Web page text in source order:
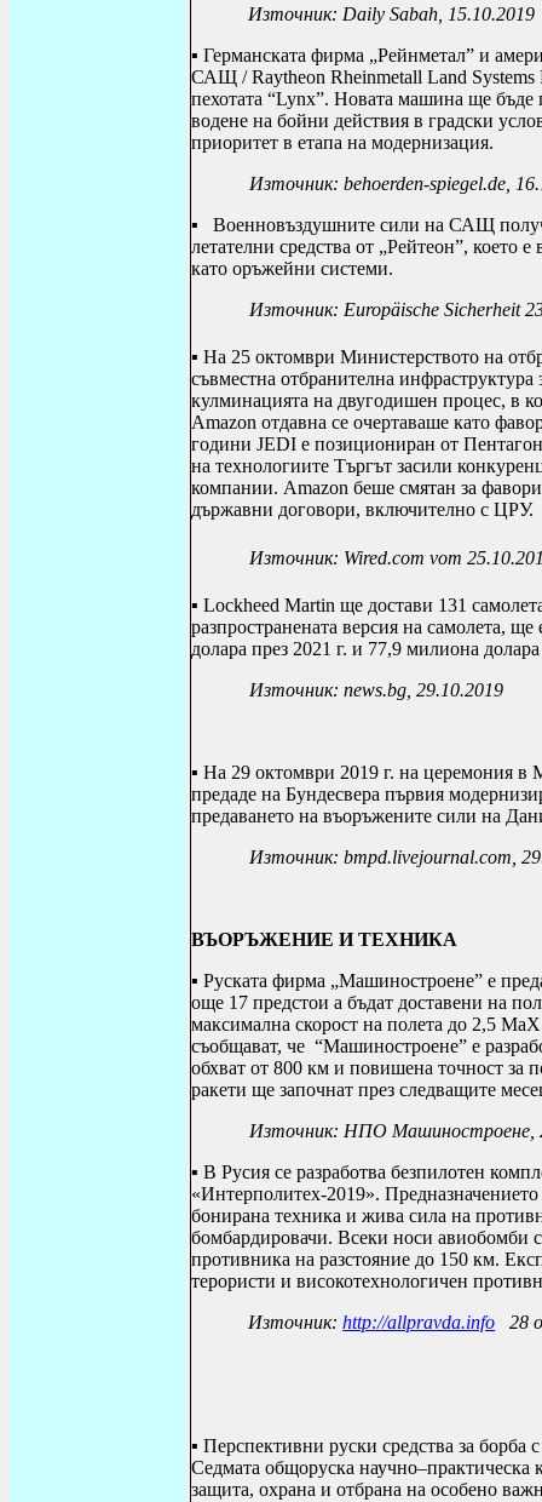
Източник: Daily Sabah, 15.10.2019
▪ Германската фирма „Рейнметал” и
САЩ / Raytheon Rheinmetall Land
пехотата “Lynx”. Новата машина ще бъде
водене на бойни действия в градски
приоритет в етапа на модернизация.
Източник: behoerden-spiegel.de ,
▪
Военновъздушните сили на САЩ
летателни средства от „Рейтеон”, което
като оръжейни системи.
Източник: Europäische Sicherheit
▪ На 25 октомври Министерството на
съвместна отбранителна
кулминацията на двугодишен процес, в
Amazon отдавна се очертаваше като
години JEDI е позициониран от
на технологиите Търгът засили
компании. Amazon беше смятан за
държавни договори, включително с ЦРУ.
Източник: Wired.com vom
▪ Lockheed Martin ще достави 131
разпространената версия на самолета,
долара през 2021 г. и 77,9 милиона долара
Източник: news.bg , 29.10.2019
▪ На 29 октомври 2019 г. на церемония
предаде на Бундесвера първия
предаването на въоръжените сили на
Източник: bmpd.livejournal.com,
ВЪОРЪЖЕНИЕ И ТЕХНИКА
▪ Руската фирма „Машиностроене” е
още 17 предстои а бъдат доставени на
максимална скорост на полета до 2,5
съобщават, че “Машиностроене” е
обхват от 800 км и повишена точност за
ракети ще започнат през следващите
Източник: НПО Машиностроене,
▪ В Русия се разработва безпилотен
«Интерполитех-2019».
бонирана техника и жива сила на
бомбардировачи. Всеки носи авиобомби
противника на разстояние до 150 км.
терористи и високотехнологичен
Източник:http://allpravda.info 28
▪ Перспективни руски средства за борба
Седмата общоруска научно–практическа
защита, охрана и отбрана на особено